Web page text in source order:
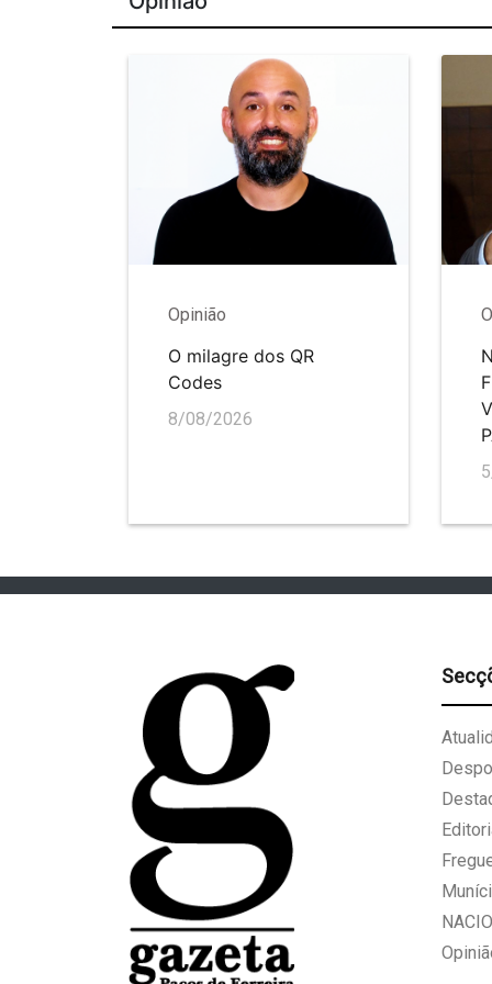
Opinião
O milagre dos QR
Codes
8/08/2026